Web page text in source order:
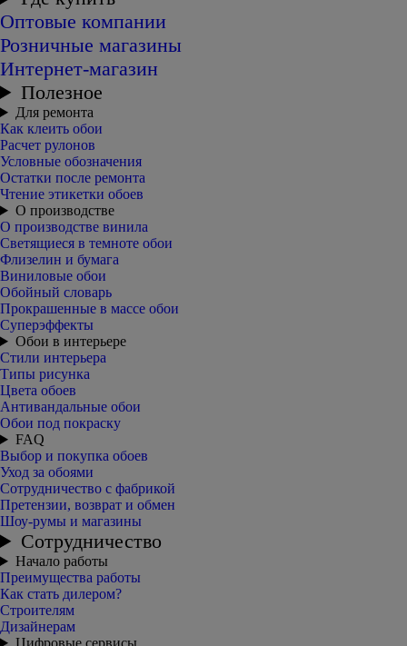
Оптовые компании
Розничные магазины
Интернет-магазин
Полезное
Для ремонта
Как клеить обои
Расчет рулонов
Условные обозначения
Остатки после ремонта
Чтение этикетки обоев
О производстве
О производстве винила
Светящиеся в темноте обои
Флизелин и бумага
Виниловые обои
Обойный словарь
Прокрашенные в массе обои
Суперэффекты
Обои в интерьере
Стили интерьера
Типы рисунка
Цвета обоев
Антивандальные обои
Обои под покраску
FAQ
Выбор и покупка обоев
Уход за обоями
Сотрудничество с фабрикой
Претензии, возврат и обмен
Шоу-румы и магазины
Сотрудничество
Начало работы
Преимущества работы
Как стать дилером?
Строителям
Дизайнерам
Цифровые сервисы